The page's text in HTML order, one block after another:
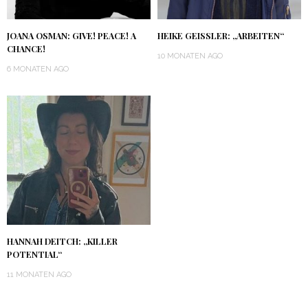
JOANA OSMAN: GIVE! PEACE! A
CHANCE!
6 MONATEN AGO
HEIKE GEISSLER: „ARBEITEN“
10 MONATEN AGO
HANNAH DEITCH: „KILLER
POTENTIAL“
11 MONATEN AGO